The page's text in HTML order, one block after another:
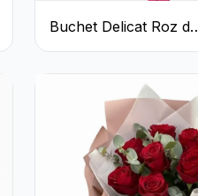
Buchet Delicat Roz de
primăvară